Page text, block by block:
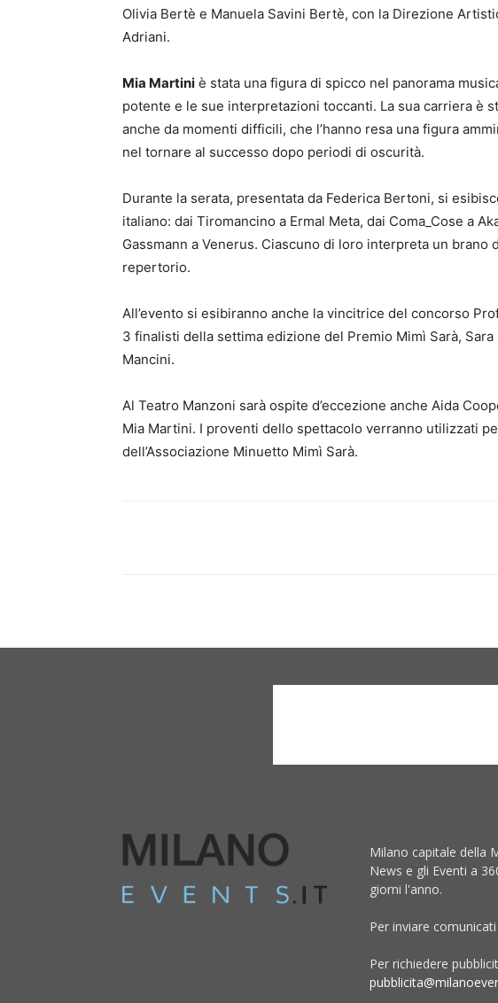
Olivia Bertè e Manuela Savini Bertè, con la Direzione
Adriani.
Mia Martini è stata una figura di spicco nel panorama
potente e le sue interpretazioni toccanti. La sua carriera è
anche da momenti difficili, che l’hanno resa una figura
nel tornare al successo dopo periodi di oscurità.
Durante la serata, presentata da Federica Bertoni, si
italiano: dai Tiromancino a Ermal Meta, dai Coma_Cose a
Gassmann a Venerus. Ciascuno di loro interpreta un
repertorio.
All’evento si esibiranno anche la vincitrice del concorso
3 finalisti della settima edizione del Premio Mimì Sarà,
Mancini.
Al Teatro Manzoni sarà ospite d’eccezione anche Aida
Mia Martini. I proventi dello spettacolo verranno utilizzati
dell’Associazione Minuetto Mimì Sarà.
Milano capitale della
News e gli Eventi a
giorni l'anno.
Per inviare
Per richiedere